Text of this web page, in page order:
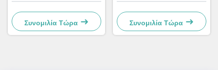
Εργαλεία Πλαστικό Κ
Κλείδωμα 4450759179
Συνομιλία Τώρα
OEM
Συνομιλία Τώρα